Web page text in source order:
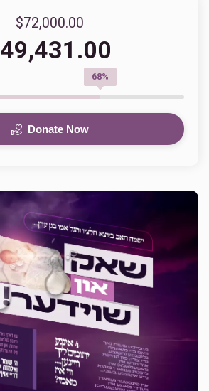
$72,000.00
49,431.00
68%
Donate Now